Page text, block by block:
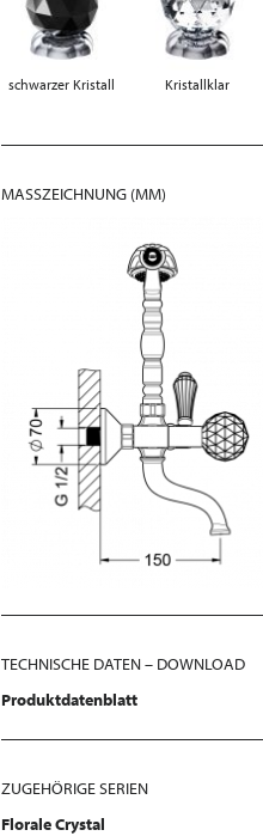
schwarzer Kristall Kristallklar
MASSZEICHNUNG (MM)
TECHNISCHE DATEN – DOWNLOAD
Produktdatenblatt
ZUGEHÖRIGE SERIEN
Florale Crystal